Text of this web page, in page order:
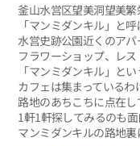
釜山水営区望美洞望美繁
「マンミダンキル」と呼
水営史跡公園近くのアパ
フラワーショップ、レ
「マンミダンキル」と
カフェは集まっているわ
路地のあちこちに点在し
1軒1軒探してみるのも面
マンミダンキルの路地裏